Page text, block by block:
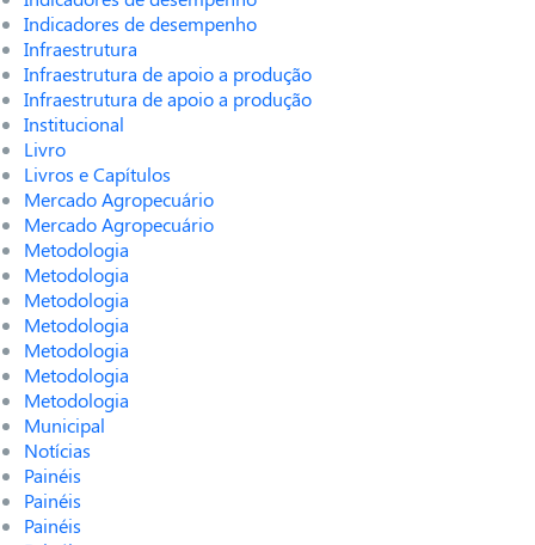
Indicadores de desempenho
Infraestrutura
Infraestrutura de apoio a produção
Infraestrutura de apoio a produção
Institucional
Livro
Livros e Capítulos
Mercado Agropecuário
Mercado Agropecuário
Metodologia
Metodologia
Metodologia
Metodologia
Metodologia
Metodologia
Metodologia
Municipal
Notícias
Painéis
Painéis
Painéis